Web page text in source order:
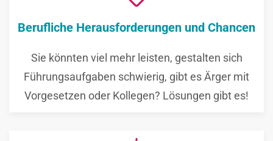
Berufliche Herausforderungen und Chancen
Sie könnten viel mehr leisten, gestalten sich
Führungsaufgaben schwierig, gibt es Ärger mit
Vorgesetzen oder Kollegen? Lösungen gibt es!